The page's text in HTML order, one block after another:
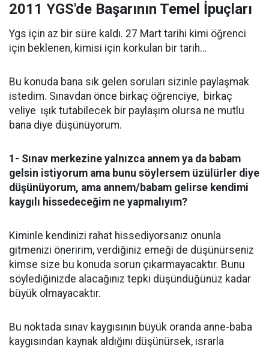
2011 YGS'de Başarının Temel İpuçları
Ygs için az bir süre kaldı. 27 Mart tarihi kimi öğrenci
için beklenen, kimisi için korkulan bir tarih…
Bu konuda bana sık gelen soruları sizinle paylaşmak
istedim. Sınavdan önce birkaç öğrenciye, birkaç
veliye ışık tutabilecek bir paylaşım olursa ne mutlu
bana diye düşünüyorum.
1- Sınav merkezine yalnızca annem ya da babam
gelsin istiyorum ama bunu söylersem üzülürler diye
düşünüyorum, ama annem/babam gelirse kendimi
kaygılı hissedeceğim ne yapmalıyım?
Kiminle kendinizi rahat hissediyorsanız onunla
gitmenizi öneririm, verdiğiniz emeği de düşünürseniz
kimse size bu konuda sorun çıkarmayacaktır. Bunu
söylediğinizde alacağınız tepki düşündüğünüz kadar
büyük olmayacaktır.
Bu noktada sınav kaygısının büyük oranda anne-baba
kaygısından kaynak aldığını düşünürsek, ısrarla